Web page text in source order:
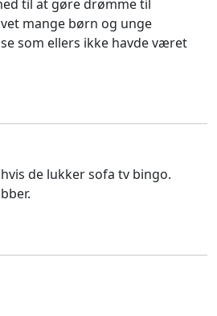
til at gøre drømme til
mange børn og unge
som ellers ikke havde været
de lukker sofa tv bingo.